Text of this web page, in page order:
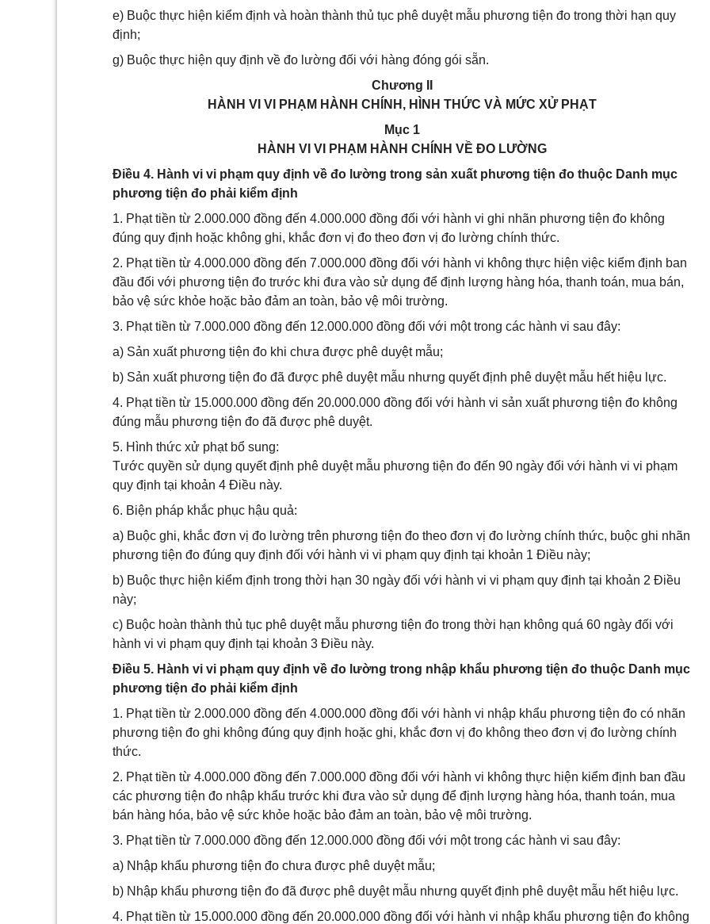
e) Buộc thực hiện kiểm định và hoàn thành thủ tục phê duyệt mẫu phương tiện đo trong thời hạn quy
định;
g) Buộc thực hiện quy định về đo lường đối với hàng đóng gói sẵn.
Chương II
HÀNH VI VI PHẠM HÀNH CHÍNH, HÌNH THỨC VÀ MỨC XỬ PHẠT
Mục 1
HÀNH VI VI PHẠM HÀNH CHÍNH VỀ ĐO LƯỜNG
Điều 4. Hành vi vi phạm quy định về đo lường trong sản xuất phương tiện đo thuộc Danh mục
phương tiện đo phải kiểm định
1. Phạt tiền từ 2.000.000 đồng đến 4.000.000 đồng đối với hành vi ghi nhãn phương tiện đo không
đúng quy định hoặc không ghi, khắc đơn vị đo theo đơn vị đo lường chính thức.
2. Phạt tiền từ 4.000.000 đồng đến 7.000.000 đồng đối với hành vi không thực hiện việc kiểm định ban
đầu đối với phương tiện đo trước khi đưa vào sử dụng để định lượng hàng hóa, thanh toán, mua bán,
bảo vệ sức khỏe hoặc bảo đảm an toàn, bảo vệ môi trường.
3. Phạt tiền từ 7.000.000 đồng đến 12.000.000 đồng đối với một trong các hành vi sau đây:
a) Sản xuất phương tiện đo khi chưa được phê duyệt mẫu;
b) Sản xuất phương tiện đo đã được phê duyệt mẫu nhưng quyết định phê duyệt mẫu hết hiệu lực.
4. Phạt tiền từ 15.000.000 đồng đến 20.000.000 đồng đối với hành vi sản xuất phương tiện đo không
đúng mẫu phương tiện đo đã được phê duyệt.
5. Hình thức xử phạt bổ sung:
Tước quyền sử dụng quyết định phê duyệt mẫu phương tiện đo đến 90 ngày đối với hành vi vi phạm
quy định tại khoản 4 Điều này.
6. Biện pháp khắc phục hậu quả:
a) Buộc ghi, khắc đơn vị đo lường trên phương tiện đo theo đơn vị đo lường chính thức, buộc ghi nhãn
phương tiện đo đúng quy định đối với hành vi vi phạm quy định tại khoản 1 Điều này;
b) Buộc thực hiện kiểm định trong thời hạn 30 ngày đối với hành vi vi phạm quy định tại khoản 2 Điều
này;
c) Buộc hoàn thành thủ tục phê duyệt mẫu phương tiện đo trong thời hạn không quá 60 ngày đối với
hành vi vi phạm quy định tại khoản 3 Điều này.
Điều 5. Hành vi vi phạm quy định về đo lường trong nhập khẩu phương tiện đo thuộc Danh mục
phương tiện đo phải kiểm định
1. Phạt tiền từ 2.000.000 đồng đến 4.000.000 đồng đối với hành vi nhập khẩu phương tiện đo có nhãn
phương tiện đo ghi không đúng quy định hoặc ghi, khắc đơn vị đo không theo đơn vị đo lường chính
thức.
2. Phạt tiền từ 4.000.000 đồng đến 7.000.000 đồng đối với hành vi không thực hiện kiểm định ban đầu
các phương tiện đo nhập khẩu trước khi đưa vào sử dụng để định lượng hàng hóa, thanh toán, mua
bán hàng hóa, bảo vệ sức khỏe hoặc bảo đảm an toàn, bảo vệ môi trường.
3. Phạt tiền từ 7.000.000 đồng đến 12.000.000 đồng đối với một trong các hành vi sau đây:
a) Nhập khẩu phương tiện đo chưa được phê duyệt mẫu;
b) Nhập khẩu phương tiện đo đã được phê duyệt mẫu nhưng quyết định phê duyệt mẫu hết hiệu lực.
4. Phạt tiền từ 15.000.000 đồng đến 20.000.000 đồng đối với hành vi nhập khẩu phương tiện đo không